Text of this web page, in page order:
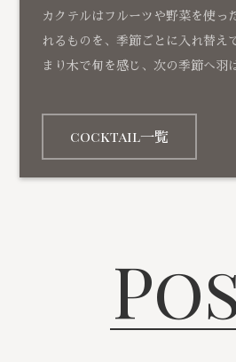
カクテルはフルーツや野菜を使っ
れるものを、季節ごとに入れ替え
まり木で旬を感じ、次の季節へ羽
cocktail一覧